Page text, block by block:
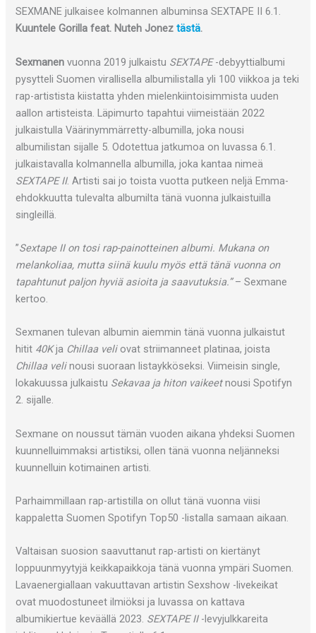
SEXMANE julkaisee kolmannen albuminsa SEXTAPE II 6.1.
Kuuntele Gorilla feat. Nuteh Joneztästä.
Sexmanen vuonna 2019 julkaistu SEXTAPE-debyyttialbumi
pysytteli Suomen virallisella albumilistalla yli 100 viikkoa ja teki
rap-artistista kiistatta yhden mielenkiintoisimmista uuden
aallon artisteista. Läpimurto tapahtui viimeistään 2022
julkaistulla Väärinymmärretty-albumilla, joka nousi
albumilistan sijalle 5. Odotettua jatkumoa on luvassa 6.1.
julkaistavalla kolmannella albumilla, joka kantaa nimeä
SEXTAPE II. Artisti sai jo toista vuotta putkeen neljä Emma-
ehdokkuutta tulevalta albumilta tänä vuonna julkaistuilla
singleillä.
”Sextape II on tosi rap-painotteinen albumi. Mukana on
melankoliaa, mutta siinä kuulu myös että tänä vuonna on
tapahtunut paljon hyviä asioita ja saavutuksia.”– Sexmane
kertoo.
Sexmanen tulevan albumin aiemmin tänä vuonna julkaistut
hitit 40Kja Chillaa veliovat striimanneet platinaa, joista
Chillaa velinousi suoraan listaykköseksi. Viimeisin single,
lokakuussa julkaistu Sekavaa ja hiton vaikeetnousi Spotifyn
2. sijalle.
Sexmane on noussut tämän vuoden aikana yhdeksi Suomen
kuunnelluimmaksi artistiksi, ollen tänä vuonna neljänneksi
kuunnelluin kotimainen artisti.
Parhaimmillaan rap-artistilla on ollut tänä vuonna viisi
kappaletta Suomen Spotifyn Top50 -listalla samaan aikaan.
Valtaisan suosion saavuttanut rap-artisti on kiertänyt
loppuunmyytyjä keikkapaikkoja tänä vuonna ympäri Suomen.
Lavaenergiallaan vakuuttavan artistin Sexshow -livekeikat
ovat muodostuneet ilmiöksi ja luvassa on kattava
albumikiertue keväällä 2023. SEXTAPE II-levyjulkkareita